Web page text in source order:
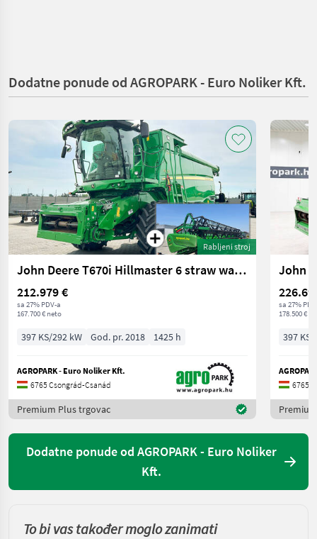
Dodatne ponude od AGROPARK - Euro Noliker Kft.
Rabljeni stroj
John Deere T670i Hillmaster 6 straw walker, 9.15 m 630X Var
212.979 €
sa 27% PDV-a
167.700 € neto
397 KS/292 kW God. pr. 2018 1425 h
AGROPARK - Euro Noliker Kft.
6765 Csongrád-Csanád
Premium Plus trgovac
sa 27%
178.500 €
397 KS/
6765
Dodatne ponude od AGROPARK - Euro Noliker
Kft.
To bi vas također moglo zanimati